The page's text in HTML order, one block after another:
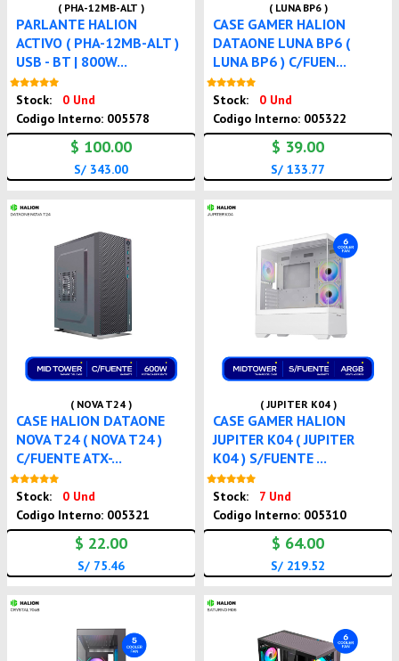
( PHA-12MB-ALT )
PARLANTE HALION
ACTIVO ( PHA-12MB-ALT )
USB - BT | 800W...
Stock:
0 Und
Codigo Interno: 005578
$ 100.00
S/ 343.00
( LUNA BP6 )
CASE GAMER HALION
DATAONE LUNA BP6 (
LUNA BP6 ) C/FUEN...
Stock:
0 Und
Codigo Interno: 005322
$ 39.00
S/ 133.77
( NOVA T24 )
CASE HALION DATAONE
NOVA T24 ( NOVA T24 )
C/FUENTE ATX-...
Stock:
0 Und
Codigo Interno: 005321
$ 22.00
S/ 75.46
( JUPITER K04 )
CASE GAMER HALION
JUPITER K04 ( JUPITER
K04 ) S/FUENTE ...
Stock:
7 Und
Codigo Interno: 005310
$ 64.00
S/ 219.52